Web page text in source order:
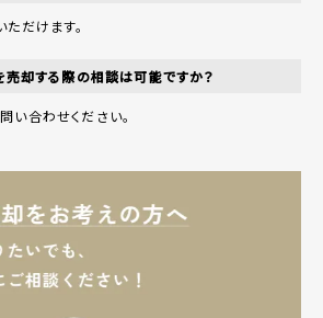
だけます。
売却する際の相談は可能ですか？
い合わせください。